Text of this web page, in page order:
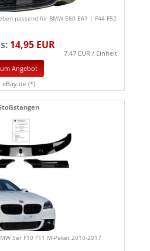
passend für BMW E60 E61 | F44 F52
14,95 EUR
7.47 EUR / Einheit
Angebot
eBay.de (*)
5er F10 F11 M-Paket 2010-2017